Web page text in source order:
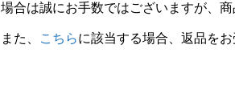
場合は誠にお手数ではございますが、
また、 こちらに該当する場合、返品を